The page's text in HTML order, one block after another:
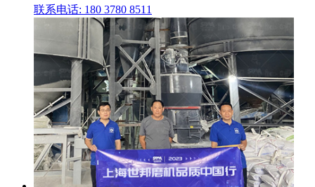
联系电话: 180 3780 8511